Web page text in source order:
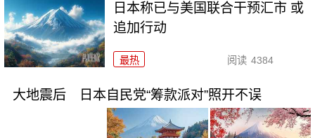
日本称已与美国联合干预汇市 或
追加行动
最热 阅读 4384
大地震后 日本自民党“筹款派对”照开不误